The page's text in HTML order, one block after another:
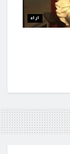
اراء